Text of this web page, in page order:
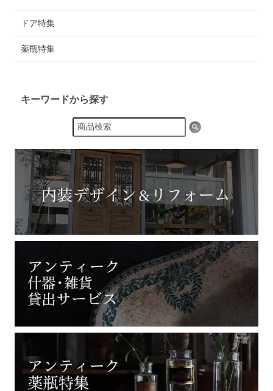
ドア特集
薬瓶特集
キーワードから探す